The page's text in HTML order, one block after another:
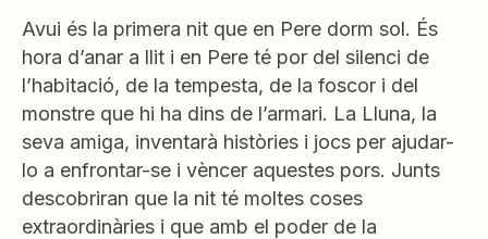
Avui és la primera nit que en Pere dorm sol. És
hora d’anar a llit i en Pere té por del silenci de
l’habitació, de la tempesta, de la foscor i del
monstre que hi ha dins de l’armari. La Lluna, la
seva amiga, inventarà històries i jocs per ajudar-
lo a enfrontar-se i vèncer aquestes pors. Junts
descobriran que la nit té moltes coses
extraordinàries i que amb el poder de la